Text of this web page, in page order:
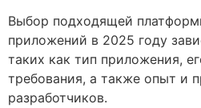
Выбор подходящей
приложений в 2025 году
таких как тип приложения,
требования, а также опыт и
разработчиков.